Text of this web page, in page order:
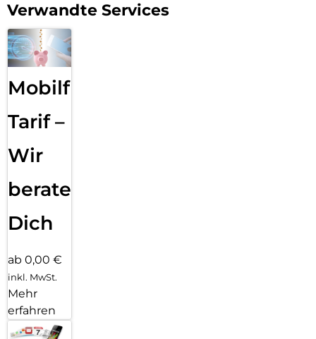
Verwandte Services
Mobilfunk
Tarif –
Wir
beraten
Dich
ab 0,00 €
inkl. MwSt.
Mehr
erfahren